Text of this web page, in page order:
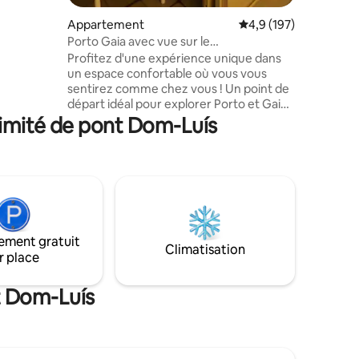
Appartement Évaluation moyenne
4,9 (197)
Porto Gaia avec vue sur le
fleuve | Climatisation
Profitez d'une expérience unique dans
un espace confortable où vous vous
sentirez comme chez vous ! Un point de
départ idéal pour explorer Porto et Gaia,
avec une vue imprenable sur le fleuve,
sans même quitter la maison. À
ferroviaire et métro/bus General Torres.
À proximité, vous trouverez les célèbres
caves de porto, un supermarché et une
grande sélection de restaurants, cafés et
de pont Dom-Luís
gratuit
place
Climatisation
Luís